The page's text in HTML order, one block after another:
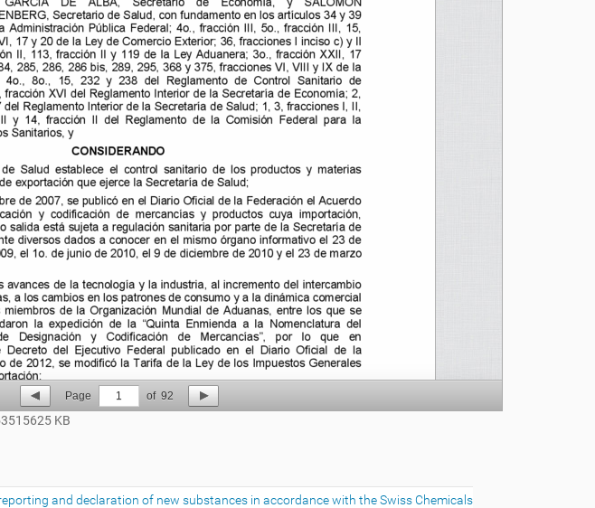
Page 1 of92
KB
and declaration of new substances in accordance with the Swiss Chemicals